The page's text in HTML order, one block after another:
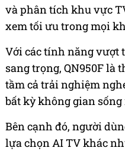
và phân tích khu vực
xem tối ưu trong mọi
Với các tính năng vượt
sang trọng, QN950F là
tầm cả trải nghiệm
bất kỳ không gian sống
Bên cạnh đó, người
lựa chọn AI TV khác